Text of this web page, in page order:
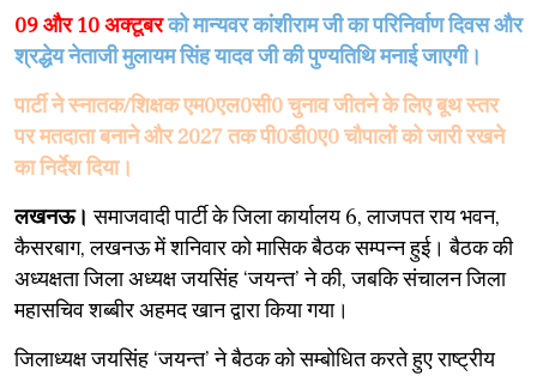
09 और 10 अक्टूबरको मान्यवर कांशीराम जी का परिनिर्वाण दिवस और
श्रद्धेय नेताजी मुलायम सिंह यादव जी की पुण्यतिथि मनाई जाएगी।
पार्टी ने स्नातक/शिक्षक एम0एल0सी0 चुनाव जीतने के लिए बूथ स्तर
पर मतदाता बनाने और 2027 तक पी0डी0ए0 चौपालों को जारी रखने
का निर्देश दिया।
लखनऊ।समाजवादी पार्टी के जिला कार्यालय 6, लाजपत राय भवन,
कैसरबाग, लखनऊ में शनिवार को मासिक बैठक सम्पन्न हुई। बैठक की
अध्यक्षता जिला अध्यक्ष जयसिंह ‘जयन्त’ ने की, जबकि संचालन जिला
महासचिव शब्बीर अहमद खान द्वारा किया गया।
​जिलाध्यक्ष जयसिंह ‘जयन्त’ ने बैठक को सम्बोधित करते हुए राष्ट्रीय